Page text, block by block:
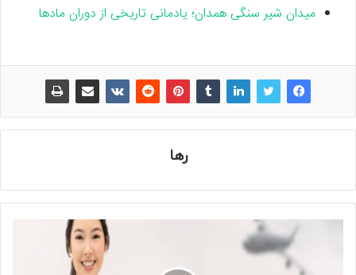
میدان شیر سنگی همدان؛ یادمانی تاریخی از دوران مادها
رها